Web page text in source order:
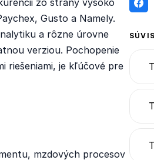
Gusto a Namely.
a rôzne úrovne
verziou. Pochopenie
riešeniami, je kľúčové pre
mzdových procesov